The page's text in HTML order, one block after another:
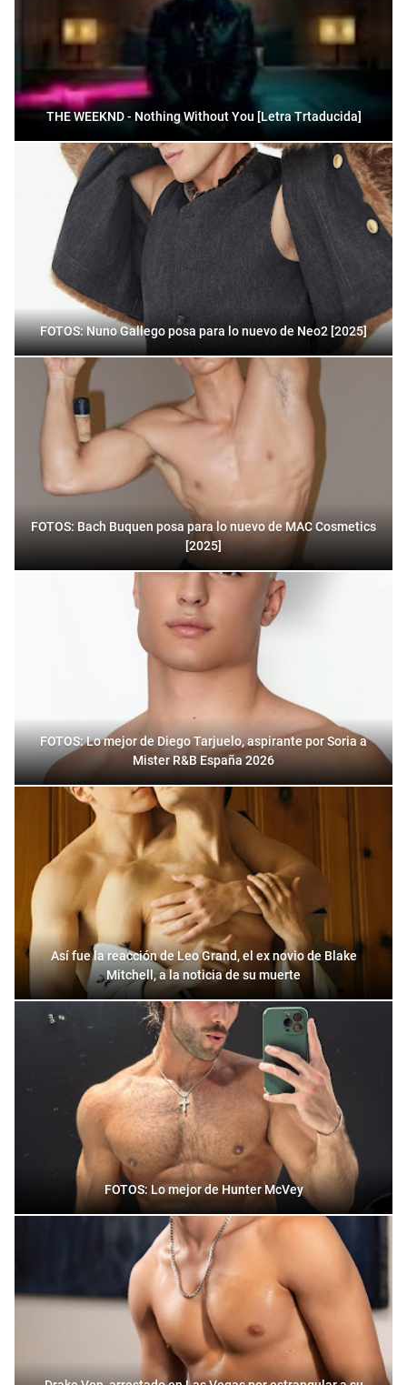
THE WEEKND - Nothing Without You [Letra Trtaducida]
FOTOS: Nuno Gallego posa para lo nuevo de Neo2 [2025]
FOTOS: Bach Buquen posa para lo nuevo de MAC Cosmetics
[2025]
FOTOS: Lo mejor de Diego Tarjuelo, aspirante por Soria a
Mister R&B España 2026
Así fue la reacción de Leo Grand, el ex novio de Blake
Mitchell, a la noticia de su muerte
FOTOS: Lo mejor de Hunter McVey